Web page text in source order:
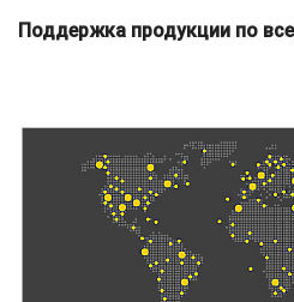
Поддержка продукции по